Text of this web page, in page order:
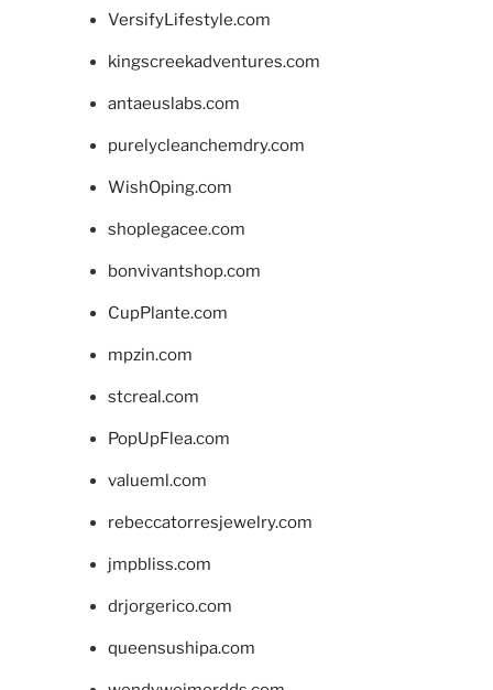
VersifyLifestyle.com
kingscreekadventures.com
antaeuslabs.com
purelycleanchemdry.com
WishOping.com
shoplegacee.com
bonvivantshop.com
CupPlante.com
mpzin.com
stcreal.com
PopUpFlea.com
valueml.com
rebeccatorresjewelry.com
jmpbliss.com
drjorgerico.com
queensushipa.com